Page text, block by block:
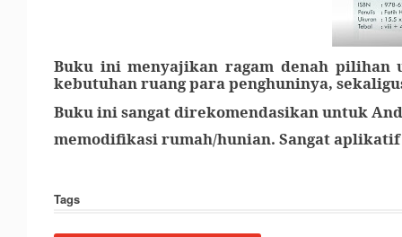
Buku ini menyajikan ragam denah pilihan
kebutuhan ruang para penghuninya,
Buku ini sangat direkomendasikan untuk
memodifikasi rumah/hunian. Sangat
Tags